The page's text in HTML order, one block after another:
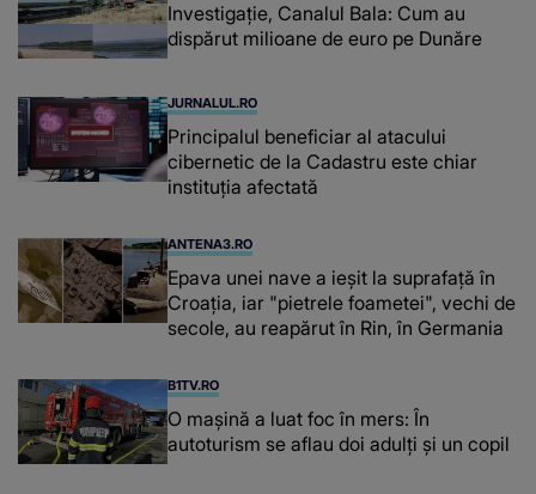
Investigație, Canalul Bala: Cum au
dispărut milioane de euro pe Dunăre
JURNALUL.RO
Principalul beneficiar al atacului
cibernetic de la Cadastru este chiar
instituţia afectată
ANTENA3.RO
Epava unei nave a ieșit la suprafață în
Croația, iar "pietrele foametei", vechi de
secole, au reapărut în Rin, în Germania
B1TV.RO
O maşină a luat foc în mers: În
autoturism se aflau doi adulți și un copil